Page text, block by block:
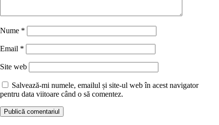
Nume *
Email *
Site web
Salvează-mi numele, emailul și site-ul web în acest navigator
pentru data viitoare când o să comentez.